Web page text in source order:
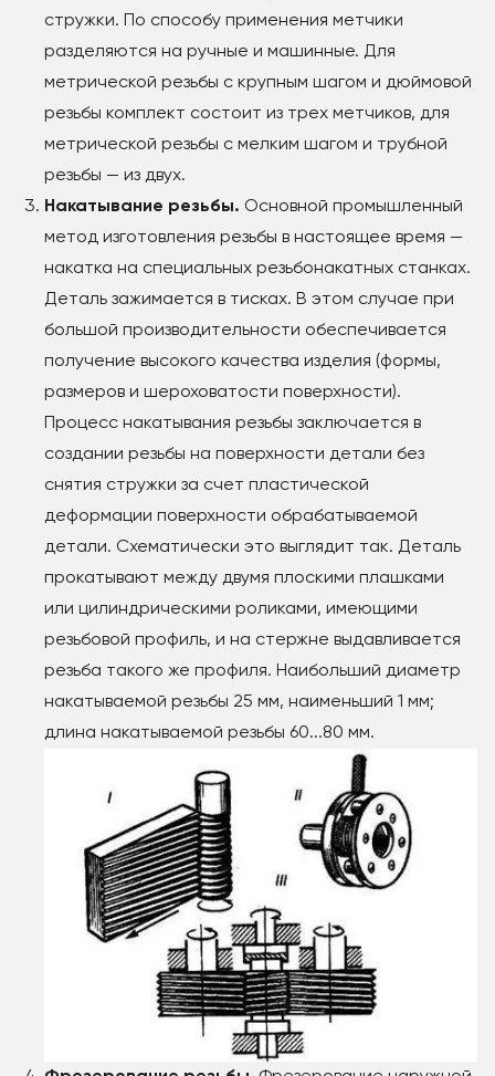
стружки. По способу применения метчики
разделяются на ручные и машинные. Для
метрической резьбы с крупным шагом и дюймовой
резьбы комплект состоит из трех метчиков, для
метрической резьбы с мелким шагом и трубной
резьбы — из двух.
Накатывание резьбы. Основной промышленный
метод изготовления резьбы в настоящее время —
накатка на специальных резьбонакатных станках.
Деталь зажимается в тисках. В этом случае при
большой производительности обеспечивается
получение высокого качества изделия (формы,
размеров и шероховатости поверхности).
Процесс накатывания резьбы заключается в
создании резьбы на поверхности детали без
снятия стружки за счет пластической
деформации поверхности обрабатываемой
детали. Схематически это выглядит так. Деталь
прокатывают между двумя плоскими плашками
или цилиндрическими роликами, имеющими
резьбовой профиль, и на стержне выдавливается
резьба такого же профиля. Наибольший диаметр
накатываемой резьбы 25 мм, наименьший 1 мм;
длина накатываемой резьбы 60...80 мм.